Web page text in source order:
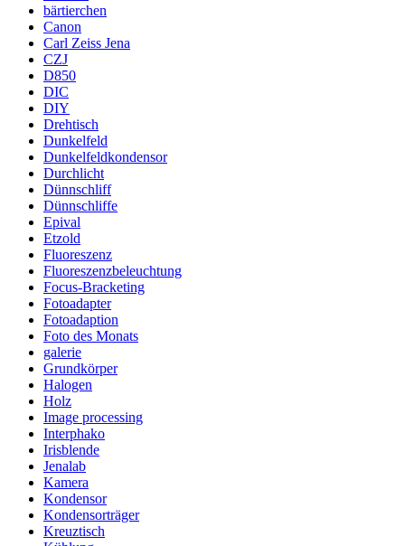
bärtierchen
Canon
Carl Zeiss Jena
CZJ
D850
DIC
DIY
Drehtisch
Dunkelfeld
Dunkelfeldkondensor
Durchlicht
Dünnschliff
Dünnschliffe
Epival
Etzold
Fluoreszenz
Fluoreszenzbeleuchtung
Focus-Bracketing
Fotoadapter
Fotoadaption
Foto des Monats
galerie
Grundkörper
Halogen
Holz
Image processing
Interphako
Irisblende
Jenalab
Kamera
Kondensor
Kondensorträger
Kreuztisch